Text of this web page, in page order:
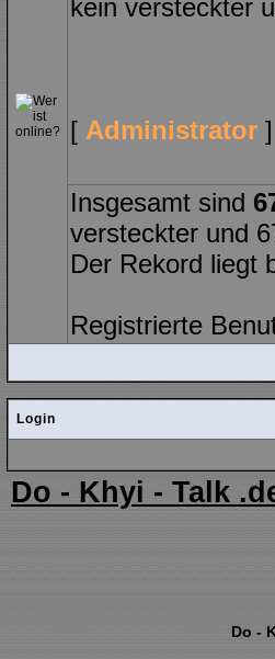
kein versteckter
[ Administrator
Insgesamt sind
versteckter und
Der Rekord liegt
Registrierte
Login
Do - Khyi - Talk
Do -